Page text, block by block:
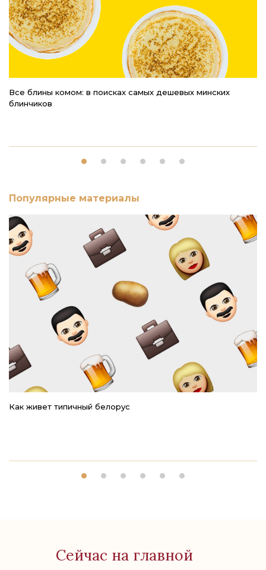
Все блины комом: в поисках самых дешевых минских
блинчиков
Популярные материалы
Как живет типичный белорус
Сейчас на главной